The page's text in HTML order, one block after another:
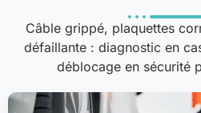
Câble grippé, plaquettes
défaillante : diagnostic en
déblocage en sécurité